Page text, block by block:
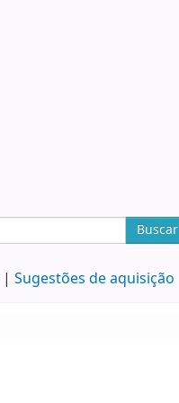
Buscar
Sugestões de aquisição